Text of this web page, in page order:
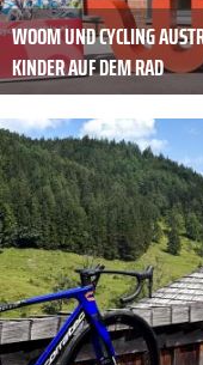
WOOM UND CYCLING
KINDER AUF DEM RAD